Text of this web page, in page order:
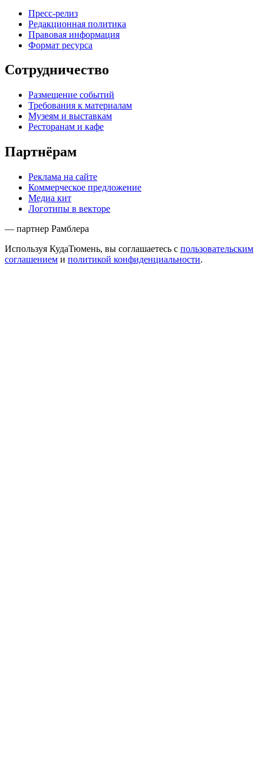
Пресс-релиз
Редакционная политика
Правовая информация
Формат ресурса
Сотрудничество
Размещение событий
Требования к материалам
Музеям и выставкам
Ресторанам и кафе
Партнёрам
Реклама на сайте
Коммерческое предложение
Медиа кит
Логотипы в векторе
— партнер Рамблера
Используя КудаТюмень, вы соглашаетесь с пользовательским
соглашением и политикой конфиденциальности.